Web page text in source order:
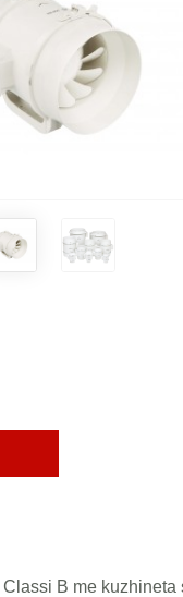
B me